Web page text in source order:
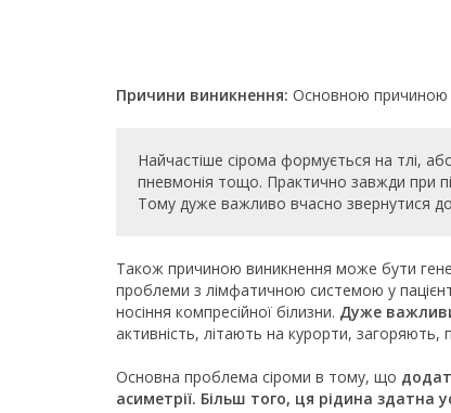
Причини виникнення: Основною причиною
Найчастіше сірома формується на тлі,
пневмонія тощо. Практично завжди при
Тому дуже важливо вчасно звернутися до
Також причиною виникнення може бути
проблеми з лімфатичною системою у
носіння компресійної білизни. Дуже
активність, літають на курорти,
Основна проблема сіроми в тому, що
асиметрії. Більш того, ця рідина здатна